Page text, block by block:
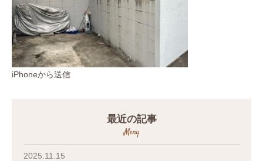
iPhoneから送信
最近の記事
Meny
2025.11.15